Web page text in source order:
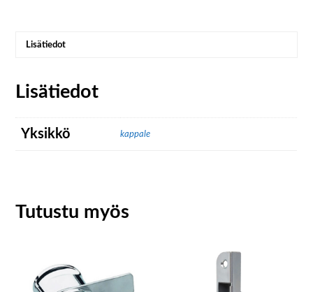
Lisätiedot
Lisätiedot
Yksikkö kappale
Tutustu myös